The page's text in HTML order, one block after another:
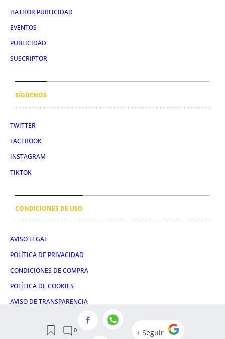
HATHOR PUBLICIDAD
EVENTOS
PUBLICIDAD
SUSCRIPTOR
SÍGUENOS
TWITTER
FACEBOOK
INSTAGRAM
TIKTOK
CONDICIONES DE USO
AVISO LEGAL
POLÍTICA DE PRIVACIDAD
CONDICIONES DE COMPRA
POLÍTICA DE COOKIES
AVISO DE TRANSPARENCIA